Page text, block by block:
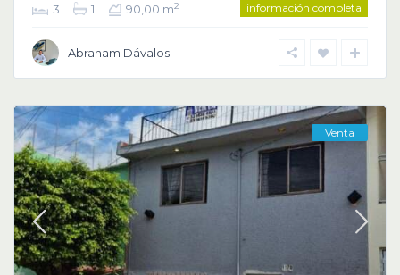
3 1 90,00 m2 información completa
Abraham Dávalos
Venta